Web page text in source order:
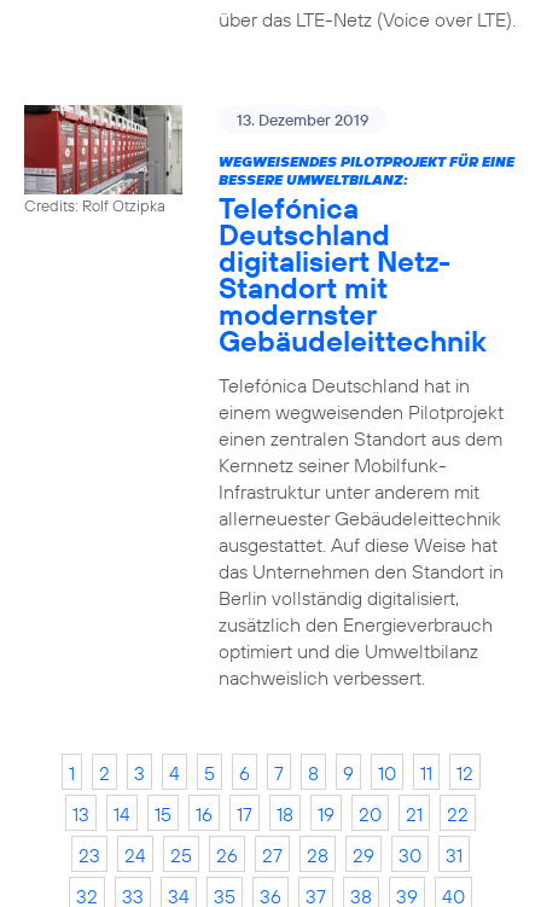
über das LTE-Netz (Voice over LTE).
Credits: Rolf Otzipka
13. Dezember 2019
WEGWEISENDES PILOTPROJEKT FÜR EINE
BESSERE UMWELTBILANZ:
Telefónica
Deutschland
digitalisiert Netz-
Standort mit
modernster
Gebäudeleittechnik
Telefónica Deutschland hat in
einem wegweisenden Pilotprojekt
einen zentralen Standort aus dem
Kernnetz seiner Mobilfunk-
Infrastruktur unter anderem mit
allerneuester Gebäudeleittechnik
ausgestattet. Auf diese Weise hat
das Unternehmen den Standort in
Berlin vollständig digitalisiert,
zusätzlich den Energieverbrauch
optimiert und die Umweltbilanz
nachweislich verbessert.
1 2 3 4 5 6 7 8 9 10 11
12
13
14 15 16 17 18 19 20 21
22
23
24 25 26 27 28 29 30
31
32
33 34 35 36 37 38 39
40